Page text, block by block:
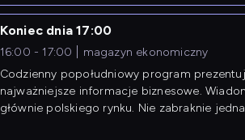
Koniec dnia 17:00
16:00 - 17:00
magazyn ekonomiczny
Codzienny popołudniowy program
najważniejsze informacje biznesowe.
głównie polskiego rynku. Nie zabraknie